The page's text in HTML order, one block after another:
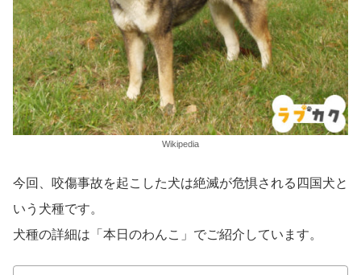
Wikipedia
今回、咬傷事故を起こした犬は絶滅が危惧される四国犬と
いう犬種です。
犬種の詳細は「本日のわんこ」でご紹介しています。